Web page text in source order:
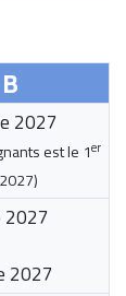
2027
est le 1er
)
2027